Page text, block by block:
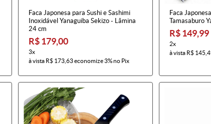
Faca Japonesa para Sushi e Sashimi
Inoxidável Yanaguiba Sekizo - Lâmina
24 cm
R$ 179,00
3x
à vista R$ 173,63economize3%no Pix
Faca
Tamasaburo
R$ 149,99
2x
à vista R$